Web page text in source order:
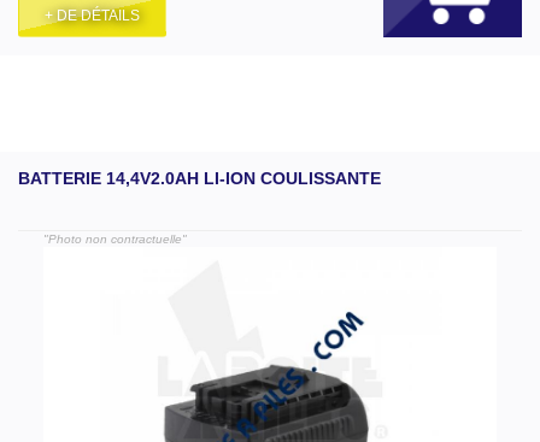
+ DE DÉTAILS
BATTERIE 14,4V2.0AH LI-ION COULISSANTE
"Photo non contractuelle"